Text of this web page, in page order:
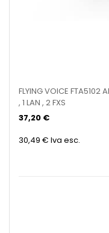
FLYING VOICE FTA5102
, 1 LAN , 2 FXS
37,20 €
30,49 € Iva esc.